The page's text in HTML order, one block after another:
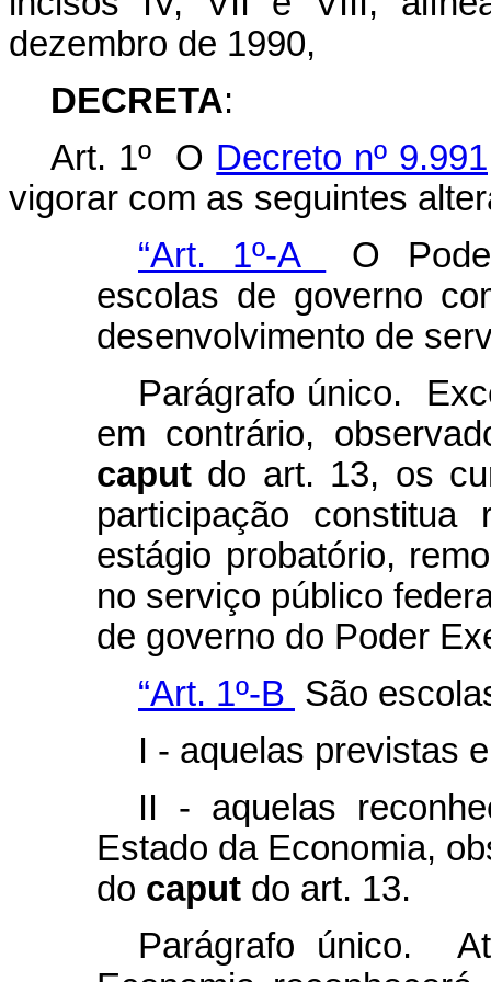
dezembro de 1990,
DECRETA:
Art. 1º O Decreto nº
vigorar com as seguintes
“Art. 1º-A
O
escolas de governo
desenvolvimento de
Parágrafo único.
em contrário,
caput do art. 13, os
participação constitua
estágio probatório,
no serviço público
de governo do Poder
“Art. 1º-B São
I - aquelas previstas
II - aquelas
Estado da Economia,
do caput do art. 13.
Parágrafo único.